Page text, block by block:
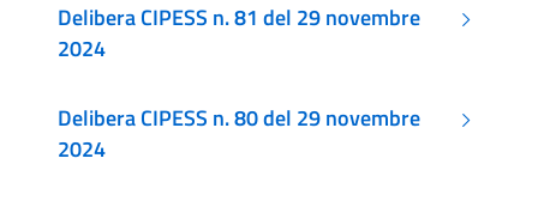
Delibera CIPESS n. 81 del 29 novembre
2024
Delibera CIPESS n. 80 del 29 novembre
2024